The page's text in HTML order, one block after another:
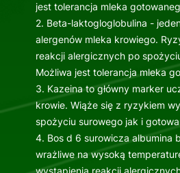
jest tolerancja mleka
2. Beta-laktogloglobulina -
alergenów mleka krowiego.
reakcji alergicznych po
Możliwa jest tolerancja mleka
3. Kazeina to główny marker
krowie. Wiąże się z ryzykiem
spożyciu surowego jak i
4. Bos d 6 surowicza albumina
wrażliwe na wysoką